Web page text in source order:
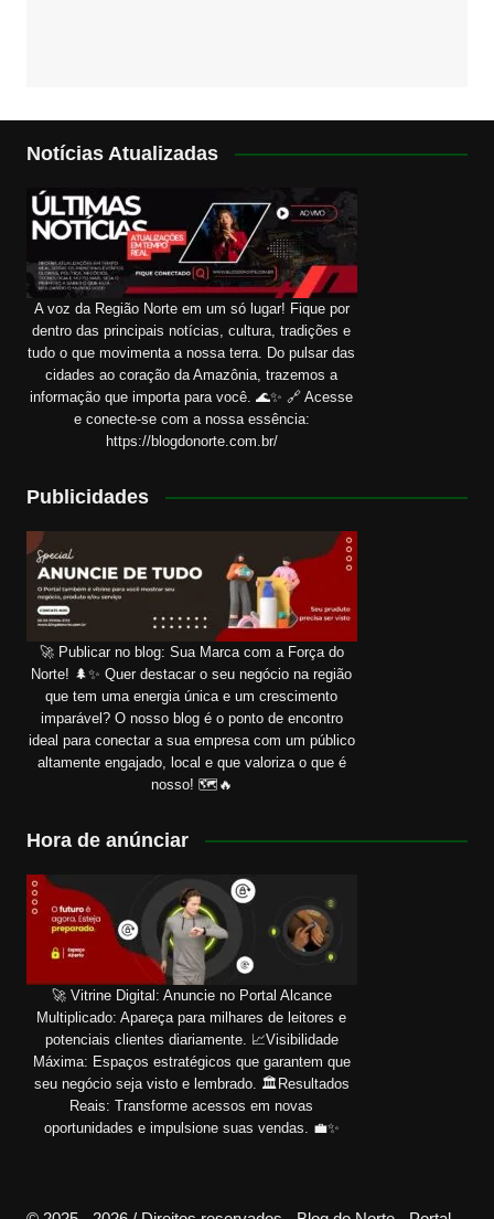
Notícias Atualizadas
A voz da Região Norte em um só lugar! Fique por
dentro das principais notícias, cultura, tradições e
tudo o que movimenta a nossa terra. Do pulsar das
cidades ao coração da Amazônia, trazemos a
informação que importa para você. 🌊✨ 🔗 Acesse
e conecte-se com a nossa essência:
https://blogdonorte.com.br/
Publicidades
🚀 Publicar no blog: Sua Marca com a Força do
Norte! 🌲✨ Quer destacar o seu negócio na região
que tem uma energia única e um crescimento
imparável? O nosso blog é o ponto de encontro
ideal para conectar a sua empresa com um público
altamente engajado, local e que valoriza o que é
nosso! 🗺️🔥
Hora de anúnciar
🚀 Vitrine Digital: Anuncie no Portal Alcance
Multiplicado: Apareça para milhares de leitores e
potenciais clientes diariamente. 📈Visibilidade
Máxima: Espaços estratégicos que garantem que
seu negócio seja visto e lembrado. 🏛️Resultados
Reais: Transforme acessos em novas
oportunidades e impulsione suas vendas. 💼✨